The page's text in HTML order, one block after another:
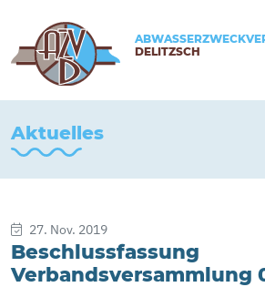
DELITZSCH
Aktuelles
27. Nov. 2019
Beschlussfassung
Verbandsversammlung